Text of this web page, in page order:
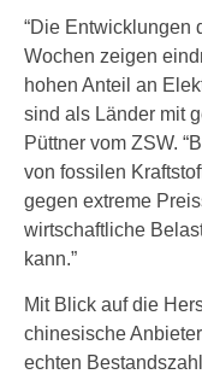
“Die Entwicklungen
Wochen zeigen
hohen Anteil an
sind als Länder mit
Püttner vom ZSW.
von fossilen
gegen extreme
wirtschaftliche
kann.”
Mit Blick auf die
chinesische
echten